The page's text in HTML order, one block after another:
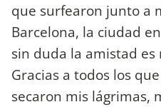
que surfearon junto a
Barcelona, la ciudad
sin duda la amistad
Gracias a todos los
secaron mis lágrimas,